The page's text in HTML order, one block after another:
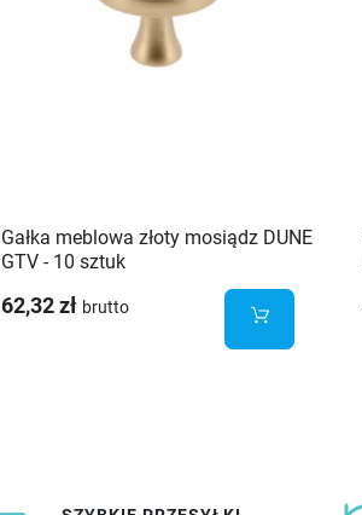
Gałka meblowa złoty mosiądz DUNE
GTV - 10 sztuk
62,32 zł brutto